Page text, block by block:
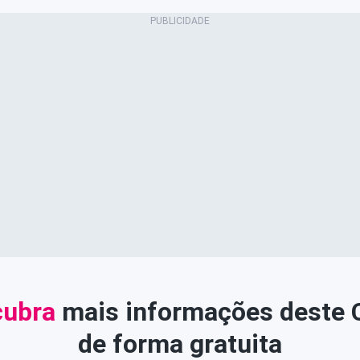
mais informações deste
de forma gratuita